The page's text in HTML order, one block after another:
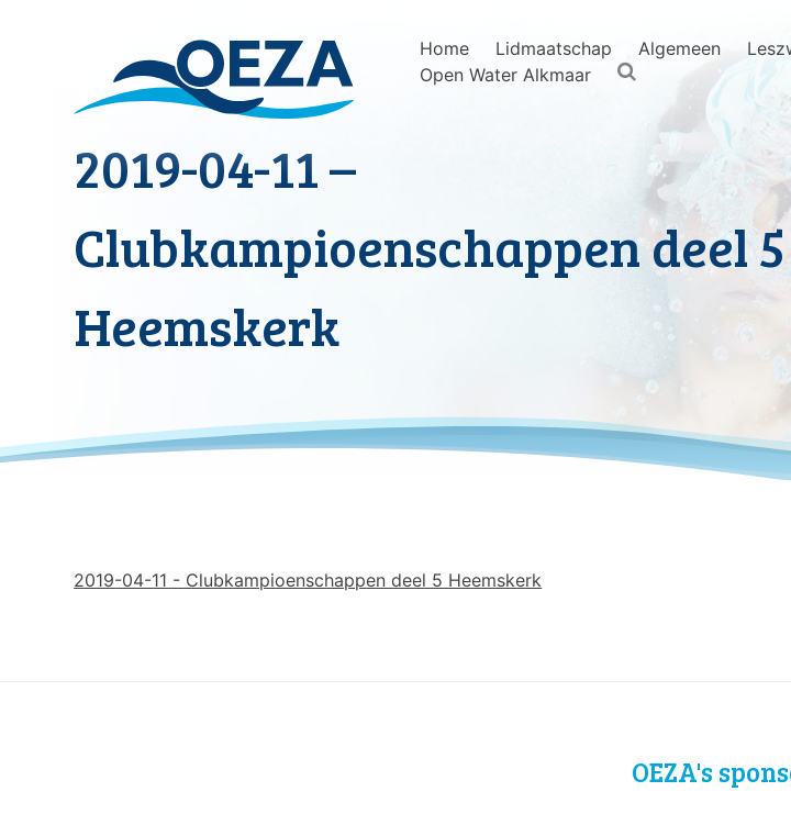
Home Lidmaatschap Algemeen
Open Water Alkmaar
2019-04-11 –
Clubkampioenschappen deel 5
Heemskerk
2019-04-11 - Clubkampioenschappen deel 5 Heemskerk
OEZA's